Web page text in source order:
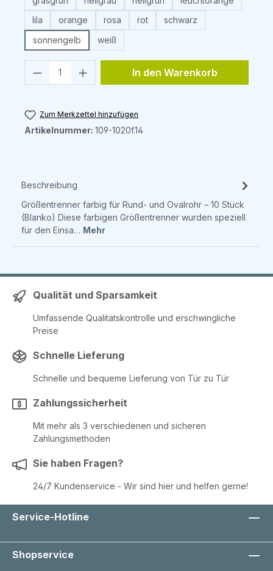
lila
orange rosa rot
schwarz
sonnengelb
weiß
Produkt Anzahl: Gib den
In den Warenkorb
Zum Merkzettel hinzufügen
Artikelnummer: 109-1020f.14
Beschreibung
Größentrenner farbig für Rund- und Ovalrohr – 10 Stück
(Blanko) Diese farbigen Größentrenner wurden speziell
für den Einsa… Mehr
Qualität und Sparsamkeit
Umfassende Qualitätskontrolle und erschwingliche
Preise
Schnelle Lieferung
Schnelle und bequeme Lieferung von Tür zu Tür
Zahlungssicherheit
Mit mehr als 3 verschiedenen und sicheren
Zahlungsmethoden
Sie haben Fragen?
24/7 Kundenservice - Wir sind hier und helfen gerne!
Service-Hotline
Shopservice